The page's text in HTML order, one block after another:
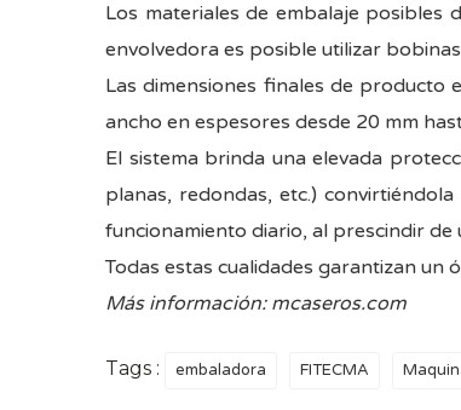
Los materiales de embalaje
envolvedora es posible utilizar
Las dimensiones finales de producto
ancho en espesores desde 20 mm
El sistema brinda una elevada
planas, redondas, etc.)
funcionamiento diario, al prescindir de
Todas estas cualidades garantizan
Más información: mcaseros.com
Tags : embaladora FITECMA